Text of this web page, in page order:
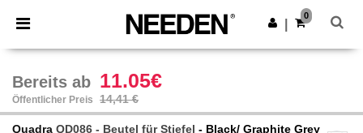
× Needen App
Bessere Preise in der App!
App holen
0
Bereits ab 11.05€
Öffentlicher Preis 14,41 €
Quadra QD086 - Beutel für Stiefel - Black/ Graphite Grey